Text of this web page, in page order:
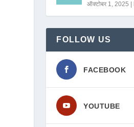
ऑक्टोबर 1, 2025
FOLLOW US
FACEBOOK
YOUTUBE